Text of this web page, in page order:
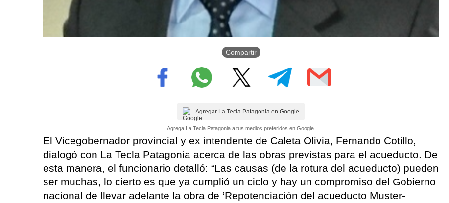
Compartir
Agregar La Tecla Patagonia en Google
Agrega La Tecla Patagonia a tus medios preferidos en Google.
El Vicegobernador provincial y ex intendente de Caleta Olivia, Fernando Cotillo,
dialogó con La Tecla Patagonia acerca de las obras previstas para el acueducto. De
esta manera, el funcionario detalló: “Las causas (de la rotura del acueducto) pueden
ser muchas, lo cierto es que ya cumplió un ciclo y hay un compromiso del Gobierno
nacional de llevar adelante la obra de ‘Repotenciación del acueducto Muster-